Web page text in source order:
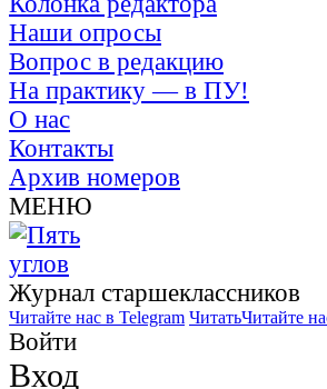
Наши опросы
Вопрос в редакцию
На практику — в ПУ!
О нас
Контакты
Архив номеров
МЕНЮ
Журнал старшекласcников
Читайте нас в Telegram ЧитатьЧитайте
Войти
Вход